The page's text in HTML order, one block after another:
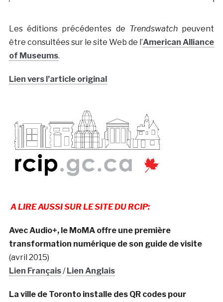
Les éditions précédentes de Trendswatchpeuvent
être consultées sur le site Web de l’American Alliance
of Museums.
Lien vers l’article original
A LIRE AUSSI SUR LE SITE DU RCIP:
Avec Audio+, le MoMA offre une première
transformation numérique de son guide de visite
(avril 2015)
Lien Français/Lien Anglais
La ville de Toronto installe des QR codes pour